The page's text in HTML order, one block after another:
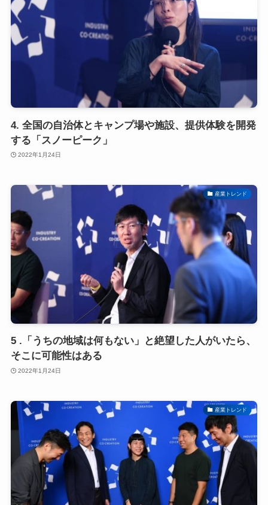
4. 全国の自治体とキャンプ場や施設、提供体験を開発
する「スノーピーク」
2022年1月24日
産業トレンド
5 .「うちの地域は何もない」と絶望した人がいたら、
そこに可能性はある
2022年1月24日
産業トレンド